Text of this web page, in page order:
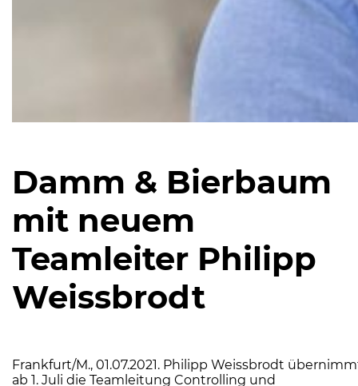
Damm & Bierbaum
mit neuem
Teamleiter Philipp
Weissbrodt
Frankfurt/M., 01.07.2021. Philipp Weissbrodt
ab 1. Juli die Teamleitung Controlling und